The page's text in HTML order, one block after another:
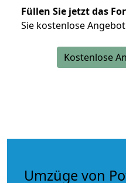
Füllen Sie jetzt das
Sie kostenlose
Kostenlose
Umzüge von